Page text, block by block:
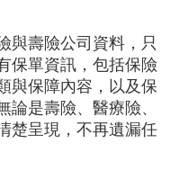
與壽險公司資料，只
保單資訊，包括保險
與保障內容，以及保
是壽險、醫療險、
楚呈現，不再遺漏任